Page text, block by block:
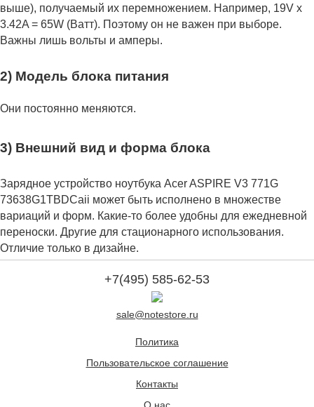
выше), получаемый их перемножением. Например, 19V x
3.42A = 65W (Ватт). Поэтому он не важен при выборе.
Важны лишь вольты и амперы.
2) Модель блока питания
Они постоянно меняются.
3) Внешний вид и форма блока
Зарядное устройство ноутбука Acer ASPIRE V3 771G
73638G1TBDCaii может быть исполнено в множестве
вариаций и форм. Какие-то более удобны для ежедневной
переноски. Другие для стационарного использования.
Отличие только в дизайне.
+7(495) 585-62-53
sale@notestore.ru
Политика
Пользовательское соглашение
Контакты